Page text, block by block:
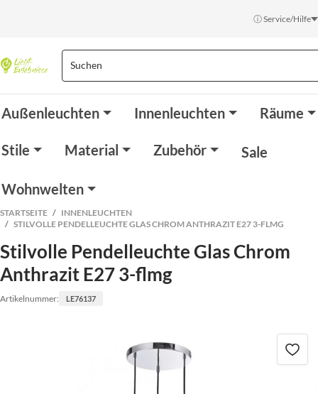
ⓘ Service/Hilfe
Außenleuchten Innenleuchten Räume
Stile Material Zubehör Sale
Wohnwelten
STARTSEITE
INNENLEUCHTEN
STILVOLLE PENDELLEUCHTE GLAS CHROM ANTHRAZIT E27 3-FLMG
Stilvolle Pendelleuchte Glas Chrom
Anthrazit E27 3-flmg
Artikelnummer: LE76137